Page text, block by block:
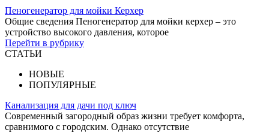
Пеногенератор для мойки Керхер
Общие сведения Пеногенератор для мойки керхер – это
устройство высокого давления, которое
Перейти в рубрику
СТАТЬИ
НОВЫЕ
ПОПУЛЯРНЫЕ
Канализация для дачи под ключ
Современный загородный образ жизни требует комфорта,
сравнимого с городским. Однако отсутствие